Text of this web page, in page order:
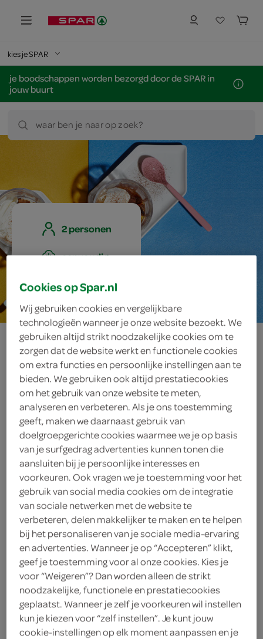
kies je SPAR
je boodschappen worden bezorgd door de SPAR in
jouw buurt
waar ben je naar op zoek?
2 personen
eenvoudig
5 min.
snelle tiramisu
ingrediënten
1 theelepel cacaopoeder
100 milliliter slagroom
2 eetlepels poedersuiker
100 gram mascarpone
3 eetlepels likeur
3 kandijkoekjes
kies je winkel
Cookies op Spar.nl
Wij gebruiken cookies en vergelijkbare
technologieën wanneer je onze website bezoekt. We
gebruiken altijd strikt noodzakelijke cookies om te
zorgen dat de website werkt en functionele cookies
om extra functies en persoonlijke instellingen aan te
bieden. We gebruiken ook altijd prestatiecookies
om het gebruik van onze website te meten,
analyseren en verbeteren. Als je ons toestemming
geeft, maken we daarnaast gebruik van
doelgroepgerichte cookies waarmee we je op basis
van je surfgedrag advertenties kunnen tonen die
aansluiten bij je persoonlijke interesses en
voorkeuren. Ook vragen we je toestemming voor het
gebruik van social media cookies om de integratie
van sociale netwerken met de website te
verbeteren, delen makkelijker te maken en te helpen
bij het personaliseren van je sociale media-ervaring
en advertenties. Wanneer je op “Accepteren” klikt,
geef je toestemming voor al onze cookies. Kies je
voor “Weigeren”? Dan worden alleen de strikt
noodzakelijke, functionele en prestatiecookies
geplaatst. Wanneer je zelf je voorkeuren wil instellen
kun je kiezen voor “zelf instellen”. Je kunt jouw
cookie-instellingen op elk moment aanpassen en je